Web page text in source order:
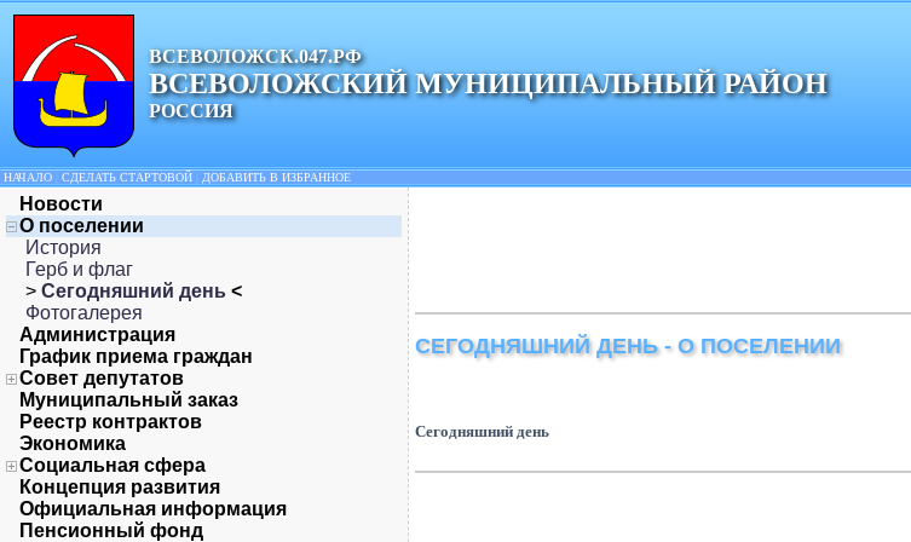
ВСЕВОЛОЖСК.047.РФ
ВСЕВОЛОЖСКИЙ МУНИЦИПАЛЬНЫЙ РАЙОН
РОССИЯ
НАЧАЛО СДЕЛАТЬ СТАРТОВОЙ ДОБАВИТЬ В ИЗБРАННОЕ
Новости
О поселении
История
Герб и флаг
> Сегодняшний день <
Фотогалерея
Администрация
График приема граждан
Совет депутатов
Муниципальный заказ
Реестр контрактов
Экономика
Социальная сфера
Концепция развития
Официальная информация
Пенсионный фонд
СЕГОДНЯШНИЙ ДЕНЬ - О ПОСЕЛЕНИИ
Сегодняшний день